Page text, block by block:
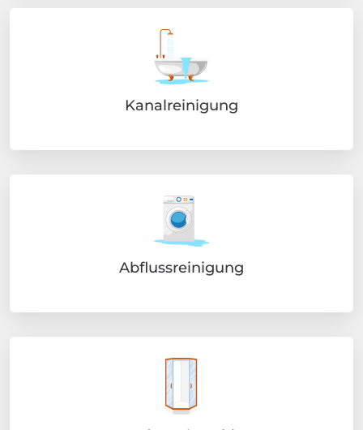
Kanalreinigung
Abflussreinigung